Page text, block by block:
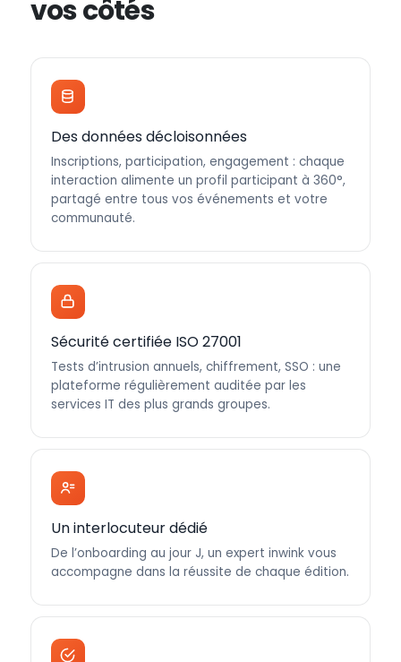
vos côtés
Des données décloisonnées
Inscriptions, participation, engagement : chaque
interaction alimente un profil participant à 360°,
partagé entre tous vos événements et votre
communauté.
Sécurité certifiée ISO 27001
Tests d’intrusion annuels, chiffrement, SSO : une
plateforme régulièrement auditée par les
services IT des plus grands groupes.
Un interlocuteur dédié
De l’onboarding au jour J, un expert inwink vous
accompagne dans la réussite de chaque édition.